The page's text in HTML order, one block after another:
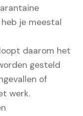
je meestal
daarom het
gesteld
of
werk.